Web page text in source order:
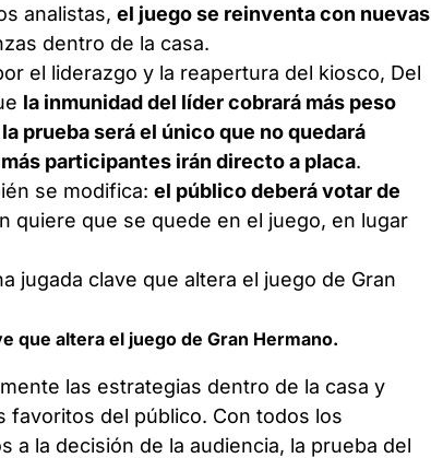
analistas,el juego se reinventa con nuevas
dentro de la casa.
el liderazgo y la reapertura del kiosco, Del
la inmunidad del líder cobrará más peso
prueba será el único que no quedará
participantes irán directo a placa.
se modifica:el público deberá votar de
quiere que se quede en el juego, en lugar
que altera el juego de Gran Hermano.
las estrategias dentro de la casa y
favoritos del público. Con todos los
la decisión de la audiencia, la prueba del